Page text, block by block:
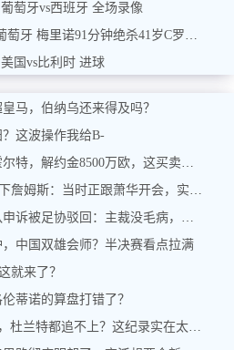
萄牙vs西班牙 全场录像
进八强！西班牙1-0淘汰葡萄牙 梅里诺91分钟绝杀41岁C罗最后一舞
国vs比利时 进球
马，伯纳乌还来得及吗？
这波操作我给B-
纽卡盯上丹麦中场弗罗霍尔特，解约金8500万欧，这买卖能成吗？
勒GOAT！76人老板聊签下詹姆斯：当时正跟萧华开会，实在憋不住，直接打断走人
两次倒地没点球，河南队申诉被足协驳回：主裁没毛病，英博没占便宜
中国双雄会师？半决赛看点拉满
就来了？
蒂诺的算盘打错了？
詹姆斯23个赛季场均20+，杜兰特都追不上？这纪录实在太硬了